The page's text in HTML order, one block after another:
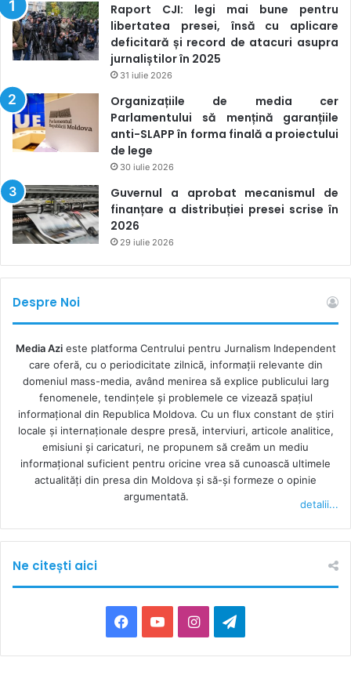
Raport CJI: legi mai bune pentru
libertatea presei, însă cu aplicare
deficitară și record de atacuri asupra
jurnaliștilor în 2025
31 iulie 2026
Organizațiile de media cer
Parlamentului să mențină garanțiile
anti-SLAPP în forma finală a proiectului
de lege
30 iulie 2026
Guvernul a aprobat mecanismul de
finanțare a distribuției presei scrise în
2026
29 iulie 2026
Despre Noi
Media Azieste platforma Centrului pentru Jurnalism Independent
care oferă, cu o periodicitate zilnică, informații relevante din
domeniul mass-media, având menirea să explice publicului larg
fenomenele, tendințele și problemele ce vizează spațiul
informațional din Republica Moldova. Cu un flux constant de ştiri
locale şi internaţionale despre presă, interviuri, articole analitice,
emisiuni și caricaturi, ne propunem să creăm un mediu
informaţional suficient pentru oricine vrea să cunoască ultimele
actualităţi din presa din Moldova şi să-şi formeze o opinie
argumentată.
detalii...
Ne citești aici
a
o
I
n
e